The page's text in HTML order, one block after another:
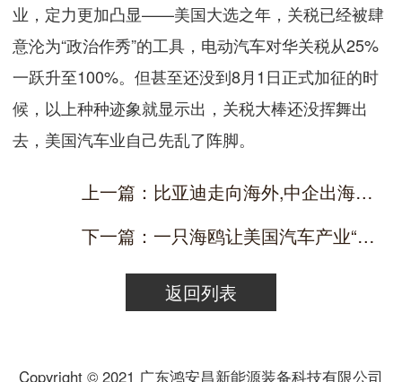
业，定力更加凸显——美国大选之年，关税已经被肆
意沦为“政治作秀”的工具，电动汽车对华关税从25%
一跃升至100%。但甚至还没到8月1日正式加征的时
候，以上种种迹象就显示出，关税大棒还没挥舞出
去，美国汽车业自己先乱了阵脚。
上一篇：比亚迪走向海外,中企出海势不可挡
下一篇：一只海鸥让美国汽车产业“破防”了
返回列表
Copyright © 2021 广东鸿安昌新能源装备科技有限公司